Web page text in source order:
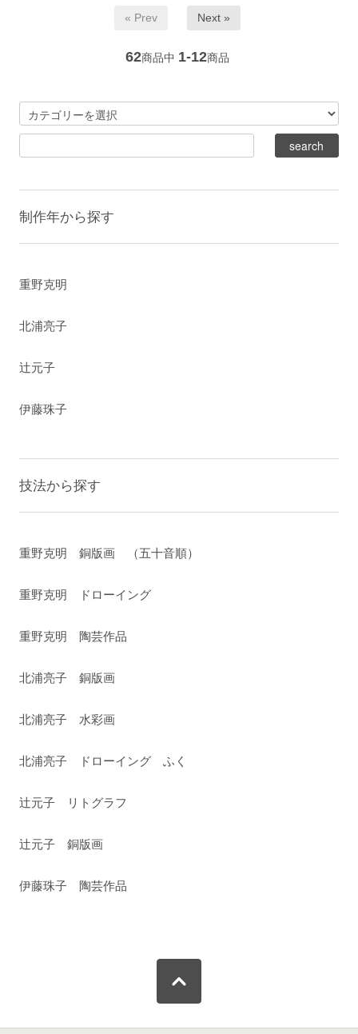
« Prev Next »
62商品中 1-12商品
制作年から探す
重野克明
北浦亮子
辻元子
伊藤珠子
技法から探す
重野克明 銅版画 （五十音順）
重野克明 ドローイング
重野克明 陶芸作品
北浦亮子 銅版画
北浦亮子 水彩画
北浦亮子 ドローイング ふく
辻元子 リトグラフ
辻元子 銅版画
伊藤珠子 陶芸作品